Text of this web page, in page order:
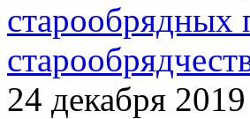
старообрядных
24 декабря